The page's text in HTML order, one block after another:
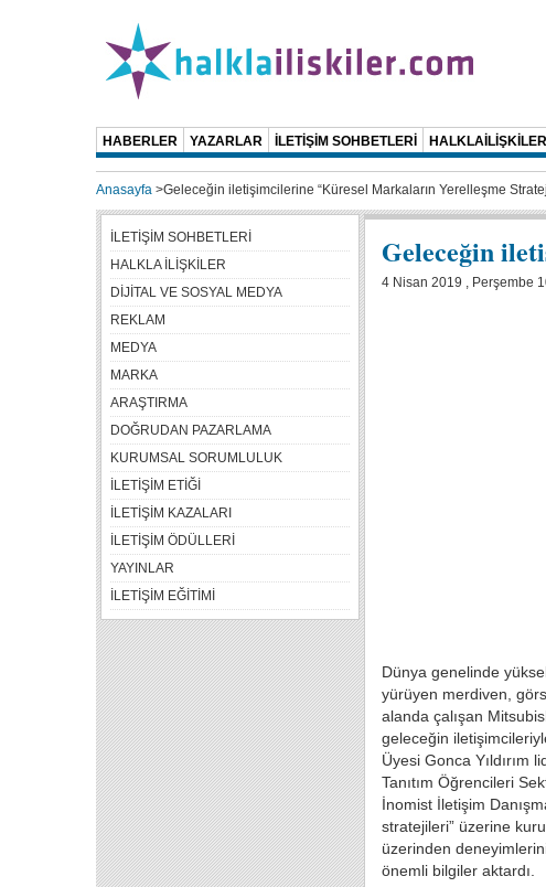
HABERLER YAZARLAR İLETİŞİM SOHBETLERİ
Anasayfa >Geleceğin iletişimcilerine “Küresel Markaların Yerelleşme
Geleceğin
4 Nisan 2019 , Perşembe
Dünya genelinde
yürüyen merdiven,
alanda çalışan
geleceğin
Üyesi Gonca Yıldırım
Tanıtım Öğrencileri
İnomist İletişim
stratejileri” üzerine
üzerinden
önemli bilgiler aktardı.
İLETİŞİM SOHBETLERİ
HALKLA İLİŞKİLER
DİJİTAL VE SOSYAL MEDYA
REKLAM
MEDYA
MARKA
ARAŞTIRMA
DOĞRUDAN PAZARLAMA
KURUMSAL SORUMLULUK
İLETİŞİM ETİĞİ
İLETİŞİM KAZALARI
İLETİŞİM ÖDÜLLERİ
YAYINLAR
İLETİŞİM EĞİTİMİ